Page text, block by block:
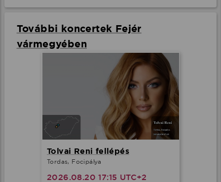
További koncertek Fejér
vármegyében
Tolvai Reni fellépés
Tordas, Focipálya
2026.08.20 17:15 UTC+2